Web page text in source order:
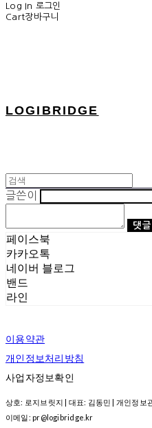
Log In 로그인
Cart장바구니
LOGIBRIDGE
글쓴이
댓글
페이스북
카카오톡
네이버 블로그
밴드
라인
이용약관
개인정보처리방침
사업자정보확인
상호: 로지브릿지 | 대표: 김동민 | 개인정보
이메일: pr@logibridge.kr